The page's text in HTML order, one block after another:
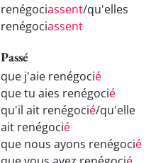
renégociassent/qu'elles
renégociassent
Passé
que j'aie renégocié
que tu aies renégocié
qu'il ait renégocié/qu'elle
ait renégocié
que nous ayons renégocié